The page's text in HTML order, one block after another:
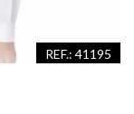
REF.: 41195